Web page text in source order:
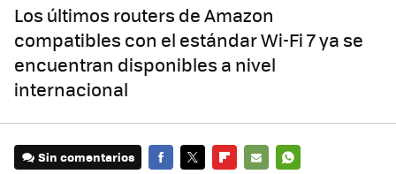
Los últimos routers de Amazon
compatibles con el estándar Wi-Fi 7 ya se
encuentran disponibles a nivel
internacional
Sin comentarios